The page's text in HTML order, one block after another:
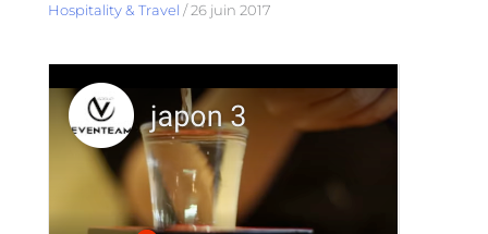
Hospitality & Travel /26 juin 2017